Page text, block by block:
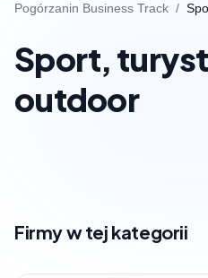
Pogórzanin Business Track /
Sport,
outdoor
Firmy w tej kategorii